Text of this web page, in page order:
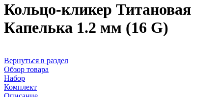
Кольцо-кликер Титановая
Капелька 1.2 мм (16 G)
Вернуться в раздел
Обзор товара
Набор
Комплект